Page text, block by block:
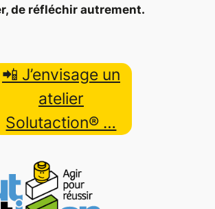
de réfléchir autrement.
📲 J’envisage un
atelier
Solutaction® …